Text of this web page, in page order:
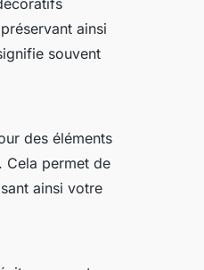
ainsi
souvent
des éléments
Cela permet de
ainsi votre